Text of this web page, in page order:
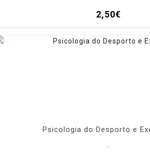
2,50€
Psicologia do Desporto e